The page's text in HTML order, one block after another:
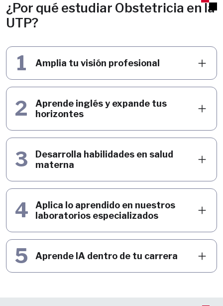
¿Por qué estudiar Obstetricia en la
UTP?
1 Amplia tu visión profesional
2
Aprende inglés y expande tus
horizontes
3
Desarrolla habilidades en salud
materna
4
Aplica lo aprendido en nuestros
laboratorios especializados
5 Aprende IA dentro de tu carrera